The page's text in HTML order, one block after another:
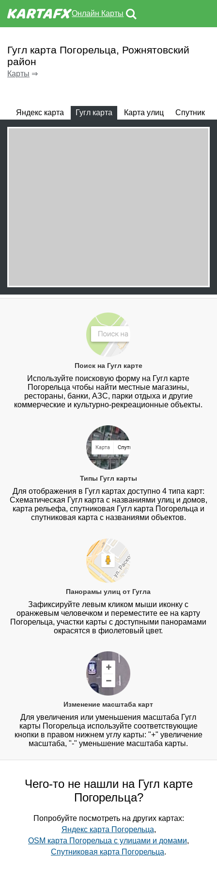
Онлайн Карты
Гугл карта Погорельца, Рожнятовский
район
Карты ⇒
Яндекс карта Гугл карта Карта улиц Спутник
Поиск на Гугл карте
Используйте поисковую форму на Гугл карте
Погорельца чтобы найти местные магазины,
рестораны, банки, АЗС, парки отдыха и другие
коммерческие и культурно-рекреационные объекты.
Типы Гугл карты
Для отображения в Гугл картах доступно 4 типа карт:
Схематическая Гугл карта с названиями улиц и домов,
карта рельефа, спутниковая Гугл карта Погорельца и
спутниковая карта с названиями объектов.
Панорамы улиц от Гугла
Зафиксируйте левым кликом мыши иконку с
оранжевым человечком и переместите ее на карту
Погорельца, участки карты с доступными панорамами
окрасятся в фиолетовый цвет.
Изменение масштаба карт
Для увеличения или уменьшения масштаба Гугл
карты Погорельца используйте соответствующие
кнопки в правом нижнем углу карты: "+" увеличение
масштаба, "-" уменьшение масштаба карты.
Чего-то не нашли на Гугл карте
Погорельца?
Попробуйте посмотреть на других картах:
Яндекс карта Погорельца,
OSM карта Погорельца с улицами и домами,
Спутниковая карта Погорельца.